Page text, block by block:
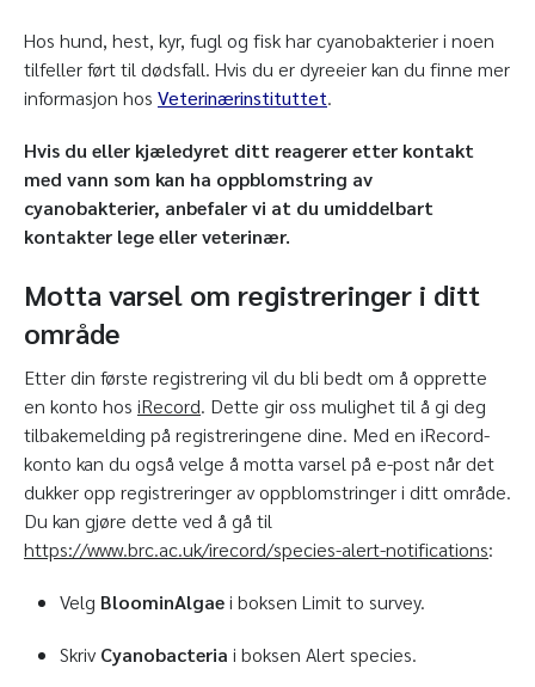
Hos hund, hest, kyr, fugl og fisk har cyanobakterier i noen
tilfeller ført til dødsfall. Hvis du er dyreeier kan du finne mer
informasjon hos Veterinærinstituttet.
Hvis du eller kjæledyret ditt reagerer etter kontakt
med vann som kan ha oppblomstring av
cyanobakterier, anbefaler vi at du umiddelbart
kontakter lege eller veterinær.
Motta varsel om registreringer i ditt
område
Etter din første registrering vil du bli bedt om å opprette
en konto hos iRecord. Dette gir oss mulighet til å gi deg
tilbakemelding på registreringene dine. Med en iRecord-
konto kan du også velge å motta varsel på e-post når det
dukker opp registreringer av oppblomstringer i ditt område.
Du kan gjøre dette ved å gå til
https://www.brc.ac.uk/irecord/species-alert-notifications:
Velg BloominAlgaei boksen Limit to survey.
Skriv Cyanobacteria i boksen Alert species.